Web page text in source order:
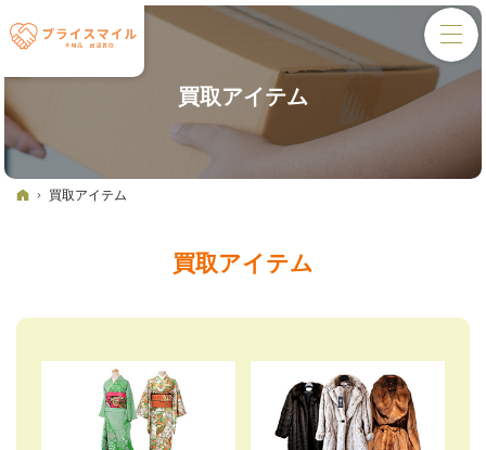
買取アイテム
ホーム
買取アイテム
買取アイテム